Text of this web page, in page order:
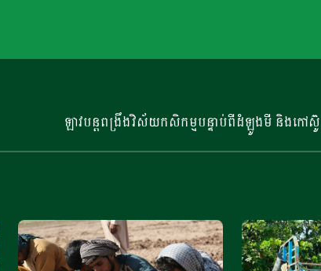
ឡាវបន្តពង្រឹងវិស័យកសិកម្មបន្ទាប់ពីដំឡូងមី និងកៅស៊ូ